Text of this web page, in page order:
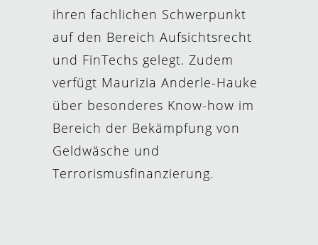
ihren fachlichen Schwerpunkt
auf den Bereich Aufsichtsrecht
und FinTechs gelegt. Zudem
verfügt Maurizia Anderle-Hauke
über besonderes Know-how im
Bereich der Bekämpfung von
Geldwäsche und
Terrorismusfinanzierung.